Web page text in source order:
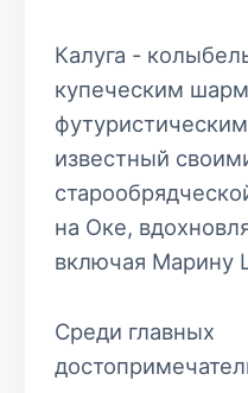
Калуга -
купеческим
известный
на Оке,
включая Марину
Среди главных